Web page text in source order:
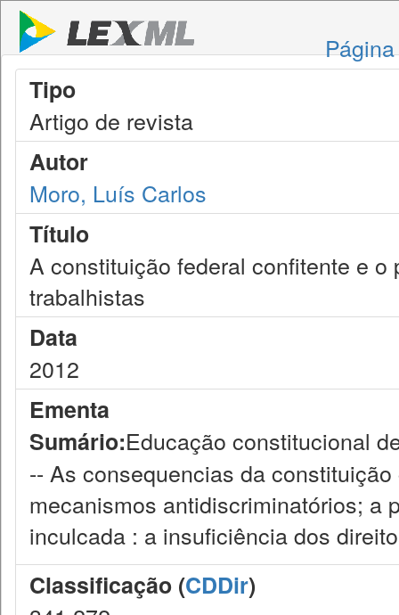
Tipo
Artigo de revista
Autor
Moro, Luís Carlos
Título
A constituição federal confitente e
trabalhistas
Data
2012
Ementa
Sumário:Educação constitucional
-- As consequencias da
mecanismos antidiscriminatórios; a
inculcada : a insuficiência dos
Classificação (CDDir)